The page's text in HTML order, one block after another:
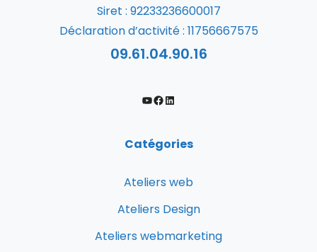
Siret : 92233236600017
Déclaration d’activité : 11756667575
09.61.04.90.16
Catégories
Ateliers web
Ateliers Design
Ateliers webmarketing